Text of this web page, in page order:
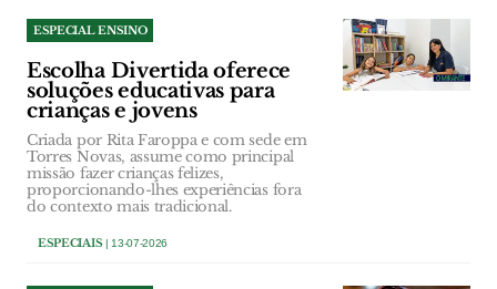
ESPECIAL ENSINO
Escolha Divertida oferece
soluções educativas para
crianças e jovens
Criada por Rita Faroppa e com sede em
Torres Novas, assume como principal
missão fazer crianças felizes,
proporcionando-lhes experiências fora
do contexto mais tradicional.
ESPECIAIS| 13-07-2026